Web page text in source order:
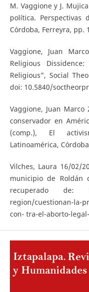
M. Vaggione y J.
política. Perspectivas
Córdoba, Ferreyra, pp.
Vaggione, Juan
Religious
Religious”, Social
doi: 10.5840/
Vaggione, Juan Marco
conservador en
(comp.), El
Latinoamérica,
Vilches, Laura 16/02/
municipio de Roldán
recuperado de:
region/cuestionan-la-
con- tra-el-aborto-